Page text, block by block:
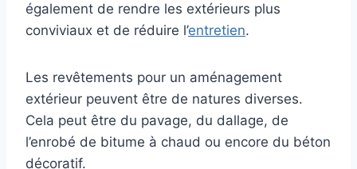
également de rendre les extérieurs plus
conviviaux et de réduire l’entretien.
Les revêtements pour un aménagement
extérieur peuvent être de natures diverses.
Cela peut être du pavage, du dallage, de
l’enrobé de bitume à chaud ou encore du béton
décoratif.